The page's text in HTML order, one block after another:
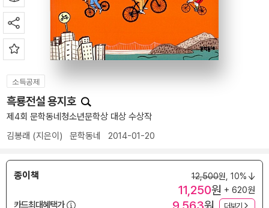
소득공제
흑룡전설 용지호
제4회 문학동네청소년문학상 대상 수상작
김봉래 (지은이) 문학동네 2014-01-20
종이책 12,500원, 10%
11,250원 + 620원
카드최대혜택가
더보기